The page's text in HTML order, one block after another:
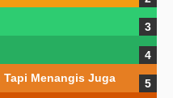
Tapi Menangis Juga